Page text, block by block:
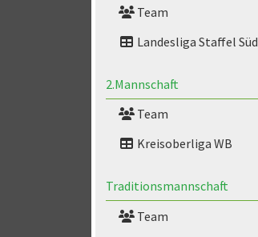
Team
Landesliga Staffel Süd
2.Mannschaft
Team
Kreisoberliga WB
Traditionsmannschaft
Team